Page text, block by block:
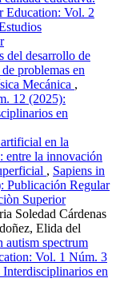
Education: Vol. 2
del desarrollo de
problemas en
Mecánica ,
12 (2025):
en
en la
entre la innovación
, Sapiens in
Publicación Regular
Superior
Soledad Cárdenas
Elida del
autism spectrum
Vol. 1 Núm. 3
en